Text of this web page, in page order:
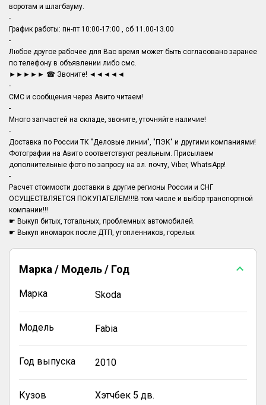
воротам и шлагбауму.
-
График работы: пн-пт 10:00-17:00 , сб 11.00-13.00
-
Любое другое рабочее для Вас время может быть согласовано заранее
по телефону в объявлении либо смс.
►►►►► ☎ Звоните! ◄◄◄◄◄
-
СМС и сообщения через Авито читаем!
-
Много запчастей на складе, звоните, уточняйте наличие!
-
Доставка по России ТК "Деловые линии", "ПЭК" и другими компаниями!
Фотографии на Авито соответствуют реальным. Присылаем
дополнительные фото по запросу на эл. почту, Viber, WhatsApp!
-
Расчет стоимости доставки в другие регионы России и СНГ
ОСУЩЕСТВЛЯЕТСЯ ПОКУПАТЕЛЕМ!!!В том числе и выбор транспортной
компании!!!
☛ Выкуп битых, тотальных, проблемных автомобилей.
Марка / Модель / Год
Марка Skoda
Модель Fabia
Год выпуска 2010
Кузов Хэтчбек 5 дв.